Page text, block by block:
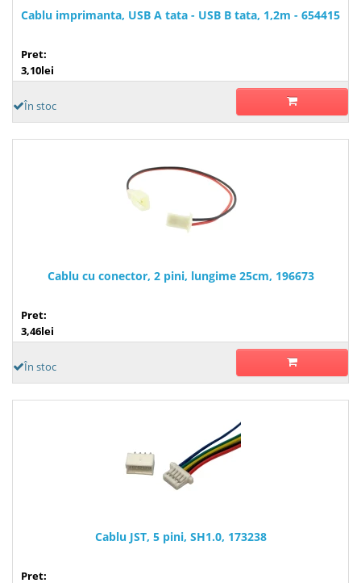
Cablu imprimanta, USB A tata - USB B tata, 1,2m - 654415
Pret:
3,10lei
În stoc
Cablu cu conector, 2 pini, lungime 25cm, 196673
Pret:
3,46lei
În stoc
Cablu JST, 5 pini, SH1.0, 173238
Pret: